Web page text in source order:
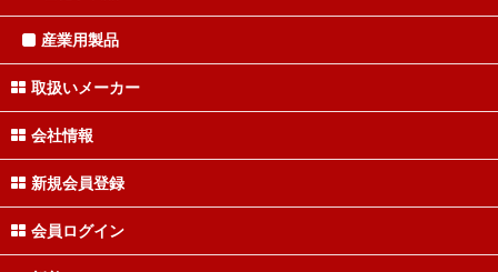
産業用製品
取扱いメーカー
会社情報
新規会員登録
会員ログイン